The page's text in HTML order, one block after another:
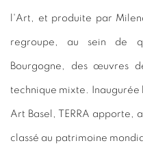
l'Art, et produite par
regroupe, au sein de
Bourgogne, des œuvres
technique mixte. Inaugurée
Art Basel, TERRA apporte,
classé au patrimoine